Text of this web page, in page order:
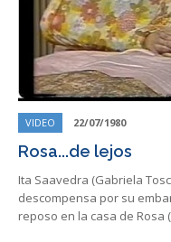
VIDEO 22/07/1980
Rosa...de lejos
Ita Saavedra (Gabriela
descompensa por su
reposo en la casa de Rosa